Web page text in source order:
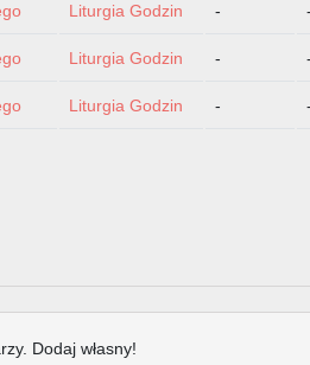
Liturgia Godzin - -
Liturgia Godzin - -
Liturgia Godzin - -
Dodaj własny!